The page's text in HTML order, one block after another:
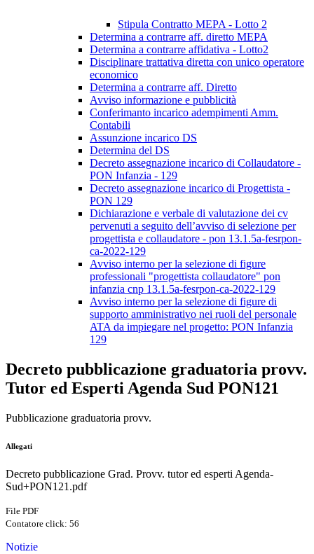
Stipula Contratto MEPA - Lotto 2
Determina a contrarre aff. diretto MEPA
Determina a contrarre affidativa - Lotto2
Disciplinare trattativa diretta con unico operatore
economico
Determina a contrarre aff. Diretto
Avviso informazione e pubblicità
Conferimanto incarico adempimenti Amm.
Contabili
Assunzione incarico DS
Determina del DS
Decreto assegnazione incarico di Collaudatore -
PON Infanzia - 129
Decreto assegnazione incarico di Progettista -
PON 129
Dichiarazione e verbale di valutazione dei cv
pervenuti a seguito dell’avviso di selezione per
progettista e collaudatore - pon 13.1.5a-fesrpon-
ca-2022-129
Avviso interno per la selezione di figure
professionali "progettista collaudatore" pon
infanzia cnp 13.1.5a-fesrpon-ca-2022-129
Avviso interno per la selezione di figure di
supporto amministrativo nei ruoli del personale
ATA da impiegare nel progetto: PON Infanzia
129
Decreto pubblicazione graduatoria provv.
Tutor ed Esperti Agenda Sud PON121
Pubblicazione graduatoria provv.
Allegati
Decreto pubblicazione Grad. Provv. tutor ed esperti Agenda-
Sud+PON121.pdf
File PDF
Contatore click: 56
Notizie